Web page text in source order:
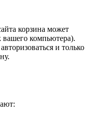
корзина может
вашего компьютера).
и только